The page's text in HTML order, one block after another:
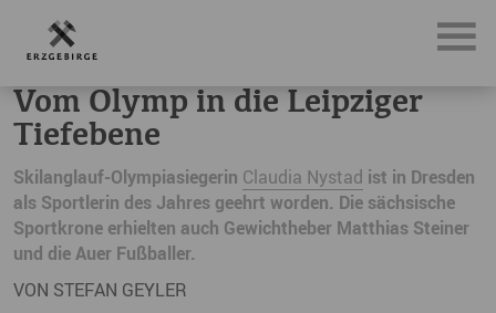
News, Neuigkeiten & Nachrichten aus dem Erzgebirge
Vom Olymp in die Leipziger
Tiefebene
Skilanglauf-Olympiasiegerin Claudia Nystad ist in Dresden
als Sportlerin des Jahres geehrt worden. Die sächsische
Sportkrone erhielten auch Gewichtheber Matthias Steiner
und die Auer Fußballer.
VON STEFAN GEYLER